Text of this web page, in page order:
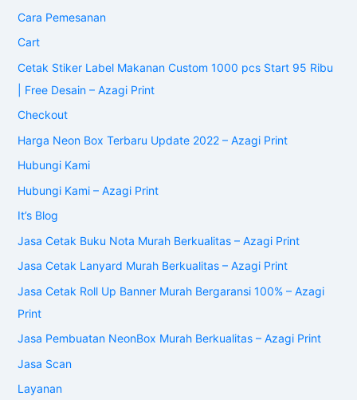
Cara Pemesanan
Cart
Cetak Stiker Label Makanan Custom 1000 pcs Start 95 Ribu
| Free Desain – Azagi Print
Checkout
Harga Neon Box Terbaru Update 2022 – Azagi Print
Hubungi Kami
Hubungi Kami – Azagi Print
It’s Blog
Jasa Cetak Buku Nota Murah Berkualitas – Azagi Print
Jasa Cetak Lanyard Murah Berkualitas – Azagi Print
Jasa Cetak Roll Up Banner Murah Bergaransi 100% – Azagi
Print
Jasa Pembuatan NeonBox Murah Berkualitas – Azagi Print
Jasa Scan
Layanan